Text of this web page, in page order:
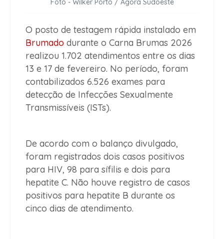
Foto - Wilker Porto / Agora Sudoeste
O posto de testagem rápida instalado em
Brumado durante o Carna Brumas 2026
realizou 1.702 atendimentos entre os dias
13 e 17 de fevereiro. No período, foram
contabilizados 6.526 exames para
detecção de Infecções Sexualmente
Transmissíveis (ISTs).
De acordo com o balanço divulgado,
foram registrados dois casos positivos
para HIV, 98 para sífilis e dois para
hepatite C. Não houve registro de casos
positivos para hepatite B durante os
cinco dias de atendimento.